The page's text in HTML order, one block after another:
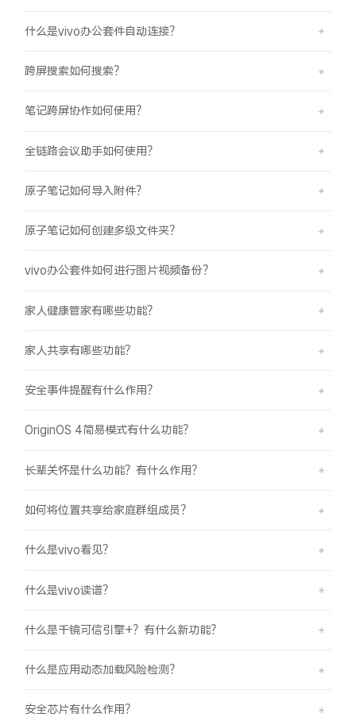
什么是vivo办公套件自动连接？
跨屏搜索如何搜索？
笔记跨屏协作如何使用？
全链路会议助手如何使用？
原子笔记如何导入附件？
原子笔记如何创建多级文件夹？
vivo办公套件如何进行图片视频备份？
家人健康管家有哪些功能？
家人共享有哪些功能？
安全事件提醒有什么作用？
OriginOS 4简易模式有什么功能？
长辈关怀是什么功能？有什么作用？
如何将位置共享给家庭群组成员？
什么是vivo看见？
什么是vivo读谱？
什么是千镜可信引擎+？有什么新功能？
什么是应用动态加载风险检测？
安全芯片有什么作用？